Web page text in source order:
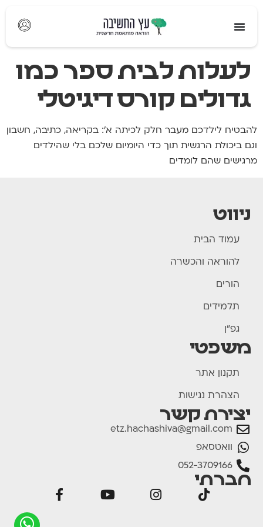
לעלות לבית ספר כמו
גדולים קורס דיגיטלי
להבטיח לילדכם מעבר חלק לכיתה א׳: בקריאה, כתיבה, חשבון
וגם ביכולת הרגשית תוך כדי היומיום שלכם בלי שהילדים
מרגישים שהם לומדים
ניווט
עמוד הבית
להוראה והכשרה
הורים
תלמידים
גפ"ן
משפטי
תקנון אתר
הצהרת נגישות
יצירת קשר
etz.hachashiva@gmail.com
וואטסאפ
052-3709166
חברתי